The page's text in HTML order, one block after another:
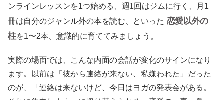
ンラインレッスンを1つ始める、週1回はジムに行く、月1
冊は自分のジャンル外の本を読む、といった 恋愛以外の
柱を1〜2本、意識的に育ててみましょう。
実際の場面では、こんな内面の会話が変化のサインになり
ます。以前は「彼から連絡が来ない、私嫌われた」だった
のが、「連絡は来ないけど、今日はヨガの発表会がある。